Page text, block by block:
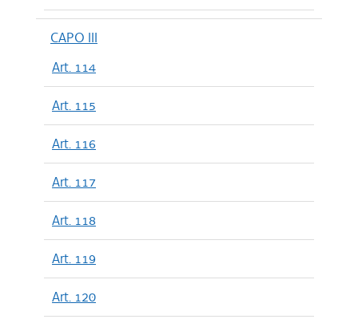
CAPO III
Art. 114
Art. 115
Art. 116
Art. 117
Art. 118
Art. 119
Art. 120